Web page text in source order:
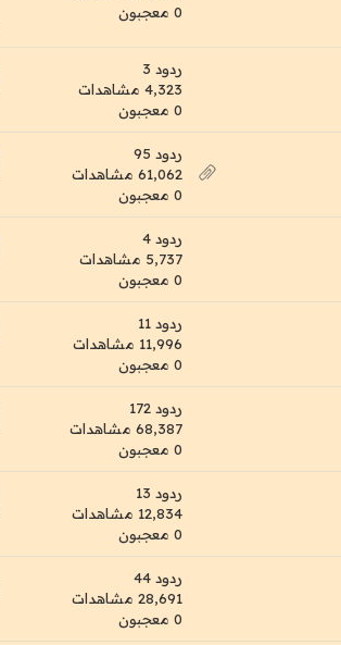
0 معجبون
ردود 3
4,323 مشاهدات
0 معجبون
ردود 95
61,062 مشاهدات
0 معجبون
ردود 4
5,737 مشاهدات
0 معجبون
ردود 11
11,996 مشاهدات
0 معجبون
ردود 172
68,387 مشاهدات
0 معجبون
ردود 13
12,834 مشاهدات
0 معجبون
ردود 44
28,691 مشاهدات
0 معجبون